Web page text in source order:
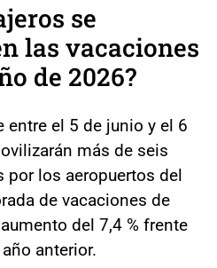
se
las vacaciones
de 2026?
entre el 5 de junio y el 6
más de seis
por los aeropuertos del
de vacaciones de
del 7,4 % frente
anterior.